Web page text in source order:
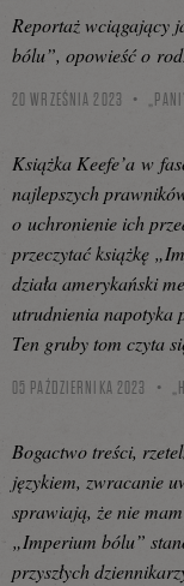
Reportaż wciągający
bólu”, opowieść o
20 WRZEŚNIA 2023
Książka Keefe’a w
najlepszych
o uchronienie ich
przeczytać książkę
działa amerykański
utrudnienia napotyka
Ten gruby tom czyta
05 PAŹDZIERNIKA 2023
Bogactwo treści,
językiem, zwracanie
sprawiają, że nie
„Imperium bólu”
przyszłych